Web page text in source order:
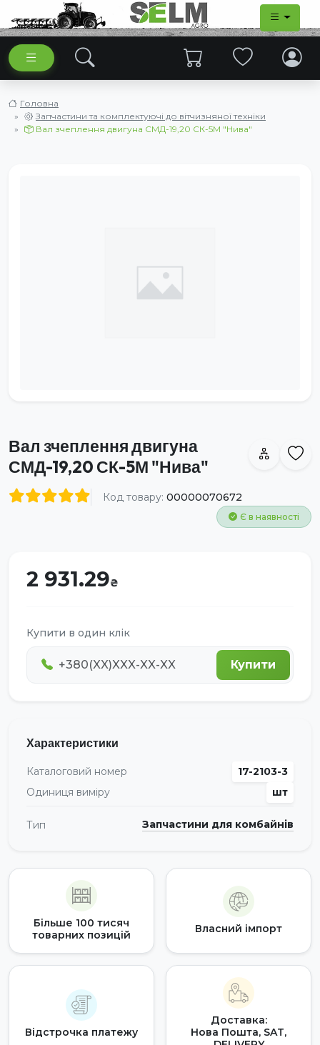
Головна
Запчастини та комплектуючі до вітчизняної техніки
Вал зчеплення двигуна СМД-19,20 СК-5М "Нива"
Вал зчеплення двигуна
СМД-19,20 СК-5М "Нива"
Код товару: 00000070672
Є в наявності
2 931.29
Купити в один клік
Купити
Характеристики
Каталоговий номер
17-2103-3
Одиниця виміру
шт
Тип Запчастини для комбайнів
Більше 100 тисяч
товарних позицій
Власний імпорт
Відстрочка платежу
Доставка:
Нова Пошта, SAT,